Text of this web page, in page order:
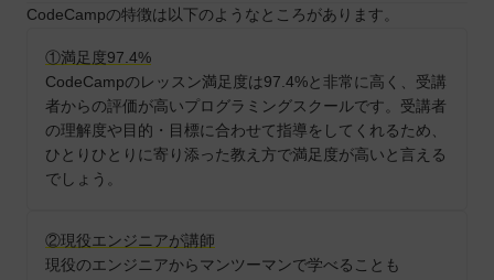
CodeCampの特徴は以下のようなところがあります。
①満足度97.4%
CodeCampのレッスン満足度は97.4%と非常に高く、受講
者からの評価が高いプログラミングスクールです。受講者
の理解度や目的・目標に合わせて指導をしてくれるため、
ひとりひとりに寄り添った教え方で満足度が高いと言える
でしょう。
②現役エンジニアが講師
現役のエンジニアからマンツーマンで学べることも